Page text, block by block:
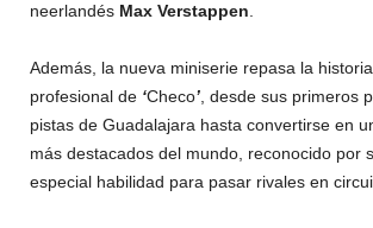
neerlandés Max Verstappen.
Además, la nueva miniserie repasa la
profesional de ‘Checo’, desde sus primeros
pistas de Guadalajara hasta convertirse en
más destacados del mundo, reconocido por
especial habilidad para pasar rivales en